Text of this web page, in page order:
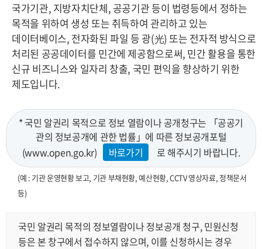
국가기관, 지방자치단체, 공공기관 등이 법령등에서 정하는
목적을 위하여 생성 또는 취득하여 관리하고 있는
데이터베이스, 전자화된 파일 등 광(光) 또는 전자적 방식으로
처리된 공공데이터를 민간에 제공함으로써, 민간 활용을 통한
신규 비즈니스와 일자리 창출, 국민 편익을 향상하기 위한
제도입니다.
* 국민 알권리 목적으로 정보 열람이나 공개청구는 「공공기
관의 정보공개에 관한 법률」에 따른 정보공개포털
(www.open.go.kr)
바로가기 로 해주시기 바랍니다.
(예 : 기관 운영현황 보고, 기관 부채현황, 예산현황, CCTV 영상자료, 정책문서
등)
국민 알권리 목적의 정보열람이나 정보공개 청구, 민원신청
등은 본 창구에서 접수하지 않으며, 이를 신청하시는 경우